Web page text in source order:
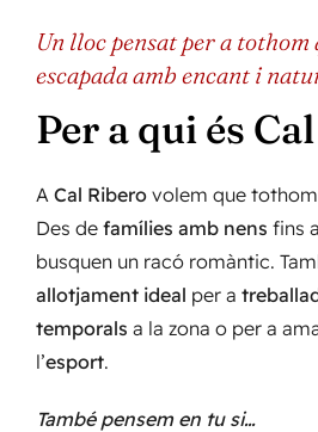
Un lloc pensat per a tothom
escapada amb encant i
Per a qui és
A Cal Riberovolem que tothom
Des de famílies amb nens fins a
busquen un racó romàntic.
allotjament ideal per a
temporals a la zona o per a
l’esport.
També pensem en tu si…